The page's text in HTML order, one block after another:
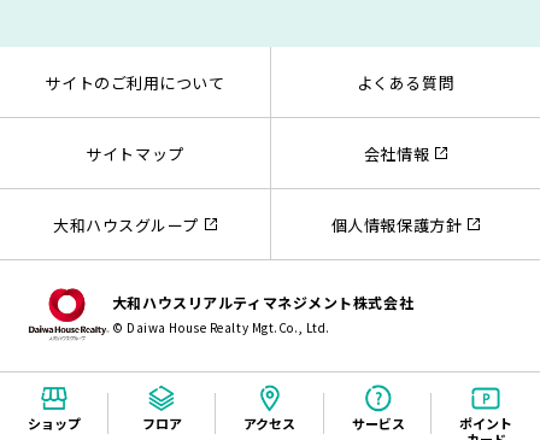
ショップ フロア アクセス サービス
ポイント
サイトのご利用について よくある質問
サイトマップ 会社情報
大和ハウスグループ 個人情報保護方針
大和ハウスリアルティマネジメント株式会社
© Daiwa House Realty Mgt.Co., Ltd.